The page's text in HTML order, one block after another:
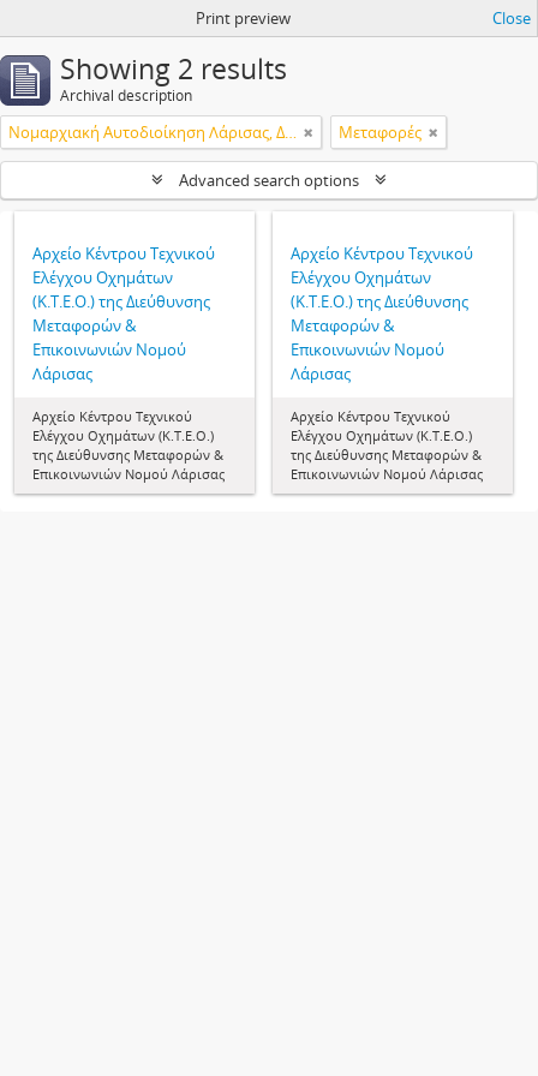
Print preview Close
Showing 2 results
Archival description
Νομαρχιακή Αυτοδιοίκηση Λάρισας, Διεύθυνση Μεταφορών & Επικοινωνιών, Κέντρο Τεχνικού Ελέγχου Οχημάτων (Κ.Τ.Ε.Ο.) Μεταφορές
Advanced search options
Αρχείο Κέντρου Τεχνικού
Ελέγχου Οχημάτων
(Κ.Τ.Ε.Ο.) της Διεύθυνσης
Μεταφορών &
Επικοινωνιών Νομού
Λάρισας
Αρχείο Κέντρου Τεχνικού
Ελέγχου Οχημάτων (Κ.Τ.Ε.Ο.)
της Διεύθυνσης Μεταφορών &
Επικοινωνιών Νομού Λάρισας
Αρχείο Κέντρου Τεχνικού
Ελέγχου Οχημάτων
(Κ.Τ.Ε.Ο.) της Διεύθυνσης
Μεταφορών &
Επικοινωνιών Νομού
Λάρισας
Αρχείο Κέντρου Τεχνικού
Ελέγχου Οχημάτων (Κ.Τ.Ε.Ο.)
της Διεύθυνσης Μεταφορών &
Επικοινωνιών Νομού Λάρισας